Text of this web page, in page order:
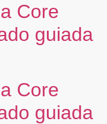
Core
guiada
Core
guiada